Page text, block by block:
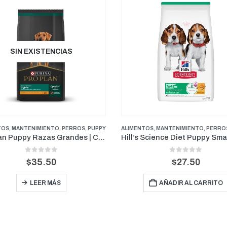
, MANTENIMIENTO,PERROS,PUPPY
0 out of 5
$27.50
AÑADIR AL CARRITO
DESPARASITANTES,
Endogard 2.5 kg –
0 out of 5
$4.00
AÑADIR AL